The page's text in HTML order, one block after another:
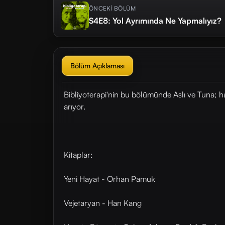
ÖNCEKİ BÖLÜM
S4E8: Yol Ayrımında Ne Yapmalıyız?
Bölüm Açıklaması
Bibliyoterapi'nin bu bölümünde Aslı ve Tuna;
arıyor.
Kitaplar:
Yeni Hayat - Orhan Pamuk
Vejetaryan - Han Kang